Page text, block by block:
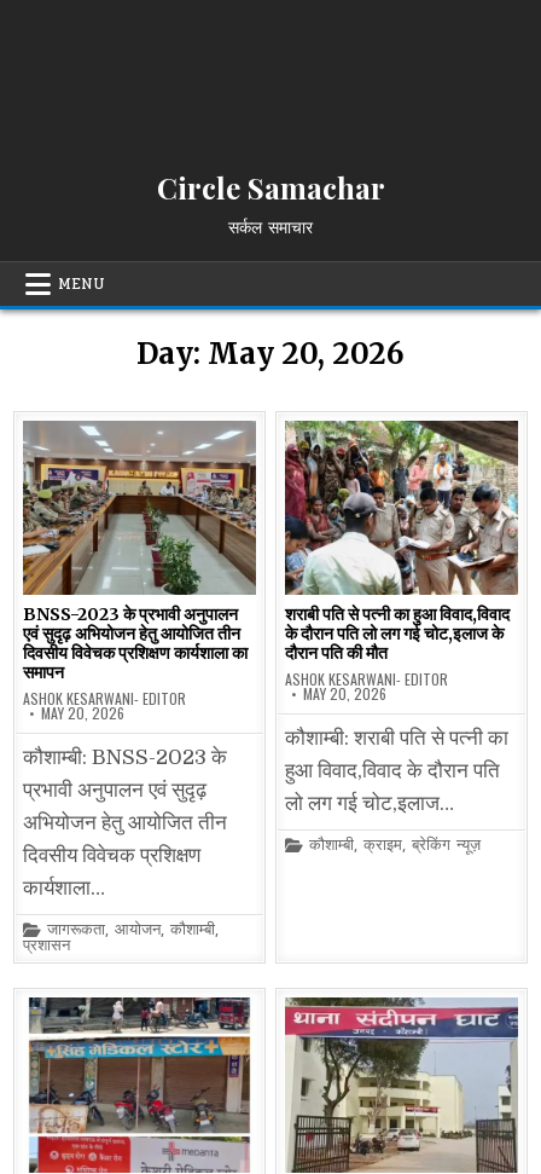
Circle Samachar
सर्कल समाचार
MENU
Day: May 20, 2026
BNSS-2023 के प्रभावी अनुपालन
एवं सुदृढ़ अभियोजन हेतु आयोजित तीन
दिवसीय विवेचक प्रशिक्षण कार्यशाला का
समापन
ASHOK KESARWANI- EDITOR
MAY 20, 2026
कौशाम्बी: BNSS-2023 के
प्रभावी अनुपालन एवं सुदृढ़
अभियोजन हेतु आयोजित तीन
दिवसीय विवेचक प्रशिक्षण
कार्यशाला…
Posted
in
जागरूकता,आयोजन,कौशाम्बी,
प्रशासन
शराबी पति से पत्नी का हुआ विवाद,विवाद
के दौरान पति लो लग गई चोट,इलाज के
दौरान पति की मौत
ASHOK KESARWANI- EDITOR
MAY 20, 2026
कौशाम्बी: शराबी पति से पत्नी का
हुआ विवाद,विवाद के दौरान पति
लो लग गई चोट,इलाज…
Posted
कौशाम्बी,क्राइम,ब्रेकिंग न्यूज़